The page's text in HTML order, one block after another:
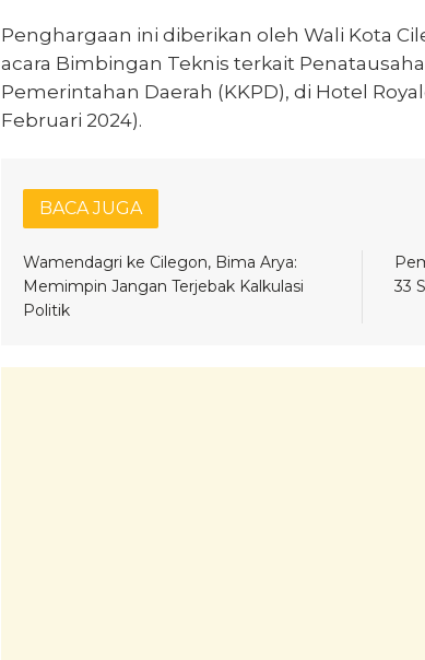
Penghargaan ini diberikan oleh Wali Kota
acara Bimbingan Teknis terkait
Pemerintahan Daerah (KKPD), di Hotel
Februari 2024).
BACA JUGA
Wamendagri ke Cilegon, Bima Arya:
Memimpin Jangan Terjebak Kalkulasi
Politik
33